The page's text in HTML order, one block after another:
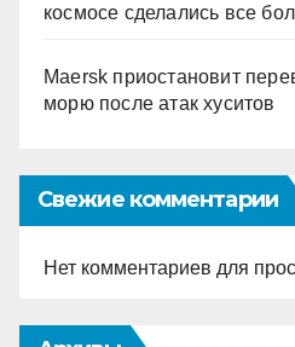
космосе сделались все
Maersk приостановит
морю после атак хуситов
Свежие комментарии
Нет комментариев для